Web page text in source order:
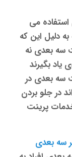
استفاده می
دلیل این که
سه بعدی نه
یاد بگیرند
سه بعدی در
در جلو بردن
پرینت
سه بعدی